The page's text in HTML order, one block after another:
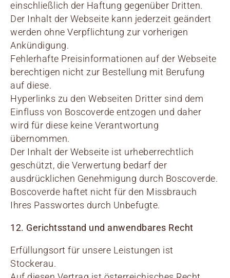
einschließlich der Haftung gegenüber Dritten.
Der Inhalt der Webseite kann jederzeit geändert
werden ohne Verpflichtung zur vorherigen
Ankündigung.
Fehlerhafte Preisinformationen auf der Webseite
berechtigen nicht zur Bestellung mit Berufung
auf diese.
Hyperlinks zu den Webseiten Dritter sind dem
Einfluss von Boscoverde entzogen und daher
wird für diese keine Verantwortung
übernommen.
Der Inhalt der Webseite ist urheberrechtlich
geschützt, die Verwertung bedarf der
ausdrücklichen Genehmigung durch Boscoverde.
Boscoverde haftet nicht für den Missbrauch
Ihres Passwortes durch Unbefugte.
12. Gerichtsstand und anwendbares Recht
Erfüllungsort für unsere Leistungen ist
Stockerau.